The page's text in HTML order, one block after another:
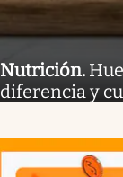
Nutrición.
diferencia y